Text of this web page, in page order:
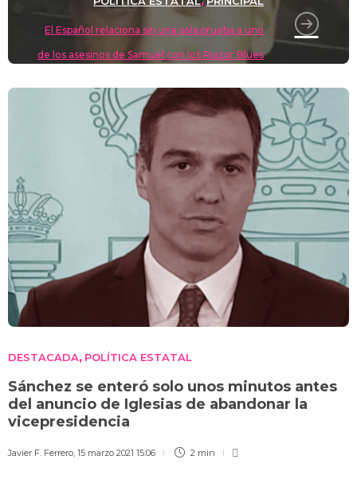
El Español relaciona sin una sola prueba a uno
de los asesinos de Samuel con los Riazor Blues
DESTACADA, POLÍTICA ESTATAL
Sánchez se enteró solo unos minutos antes
del anuncio de Iglesias de abandonar la
vicepresidencia
Javier F. Ferrero 15 marzo 2021 15:06 2 min